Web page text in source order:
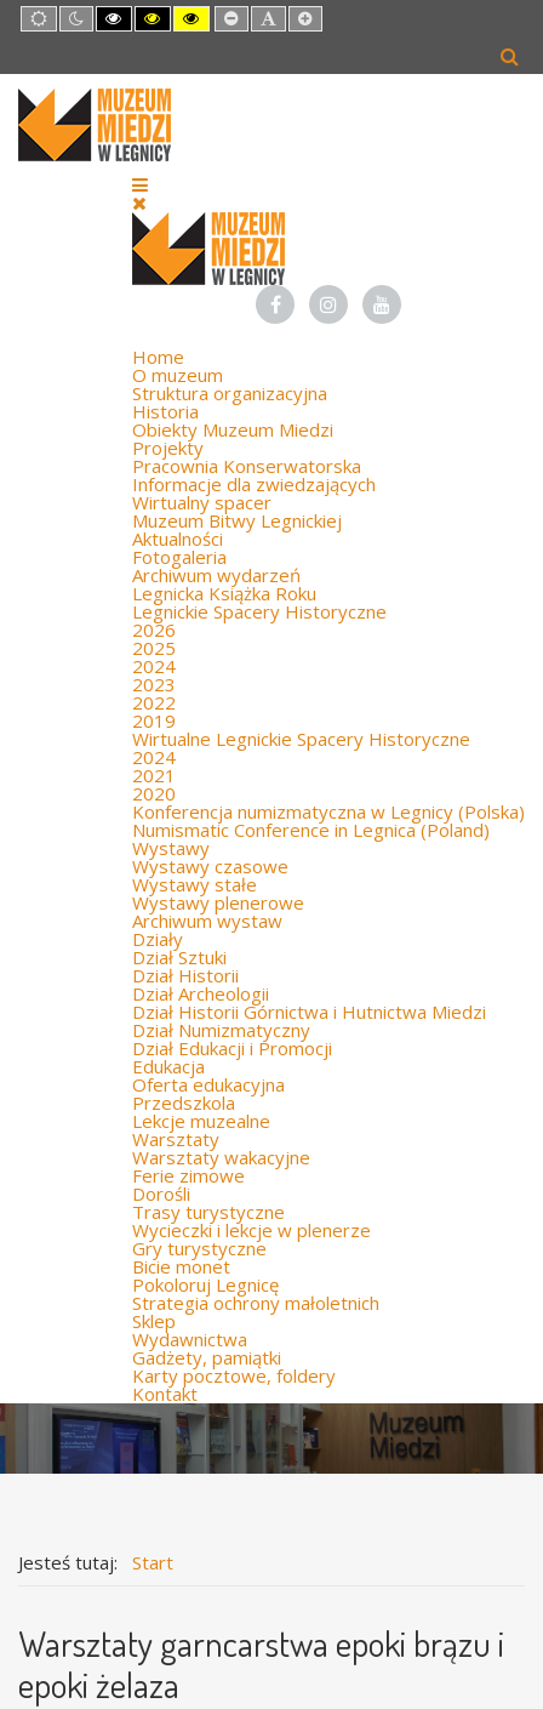
Default
mode
Night
mode
High
Contrast
mode
High
Contrast
mode
High
Contrast
mode
Set
Smaller
Set
Default
Set
Larger
Home
O muzeum
Struktura organizacyjna
Historia
Obiekty Muzeum Miedzi
Projekty
Pracownia Konserwatorska
Informacje dla zwiedzających
Wirtualny spacer
Muzeum Bitwy Legnickiej
Aktualności
Fotogaleria
Archiwum wydarzeń
Legnicka Książka Roku
Legnickie Spacery Historyczne
2026
2025
2024
2023
2022
2019
Wirtualne Legnickie Spacery Historyczne
2024
2021
2020
Konferencja numizmatyczna w Legnicy (Polska)
Numismatic Conference in Legnica (Poland)
Wystawy
Wystawy czasowe
Wystawy stałe
Wystawy plenerowe
Archiwum wystaw
Działy
Dział Sztuki
Dział Historii
Dział Archeologii
Dział Historii Górnictwa i Hutnictwa Miedzi
Dział Numizmatyczny
Dział Edukacji i Promocji
Edukacja
Oferta edukacyjna
Przedszkola
Lekcje muzealne
Warsztaty
Warsztaty wakacyjne
Ferie zimowe
Dorośli
Trasy turystyczne
Wycieczki i lekcje w plenerze
Gry turystyczne
Bicie monet
Pokoloruj Legnicę
Strategia ochrony małoletnich
Sklep
Wydawnictwa
Gadżety, pamiątki
Karty pocztowe, foldery
Kontakt
Jesteś tutaj: Start
Warsztaty garncarstwa epoki brązu i
epoki żelaza